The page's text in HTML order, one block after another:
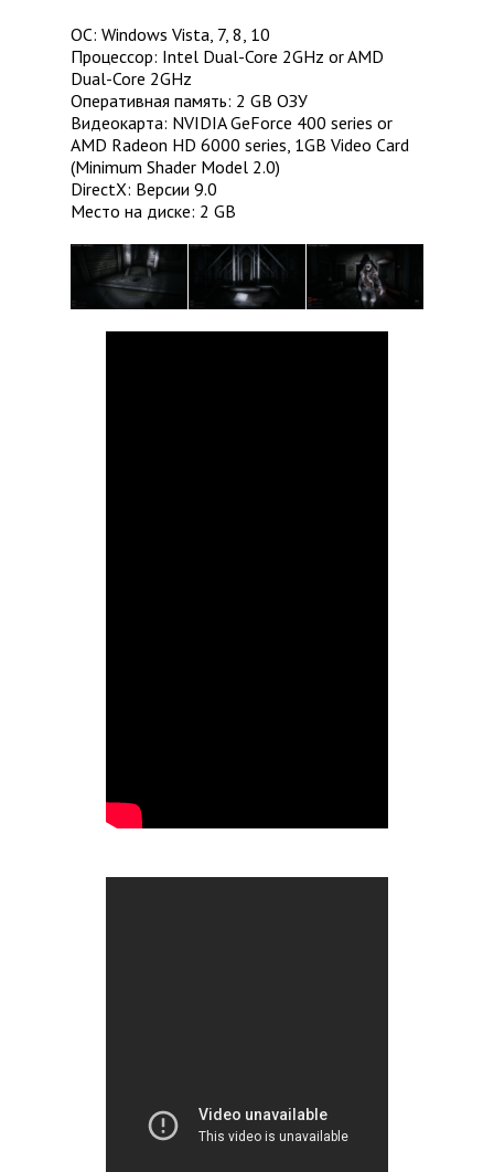
ОС: Windows Vista, 7, 8, 10
Процессор: Intel Dual-Core 2GHz or AMD
Dual-Core 2GHz
Оперативная память: 2 GB ОЗУ
Видеокарта: NVIDIA GeForce 400 series or
AMD Radeon HD 6000 series, 1GB Video Card
(Minimum Shader Model 2.0)
DirectX: Версии 9.0
Место на диске: 2 GB